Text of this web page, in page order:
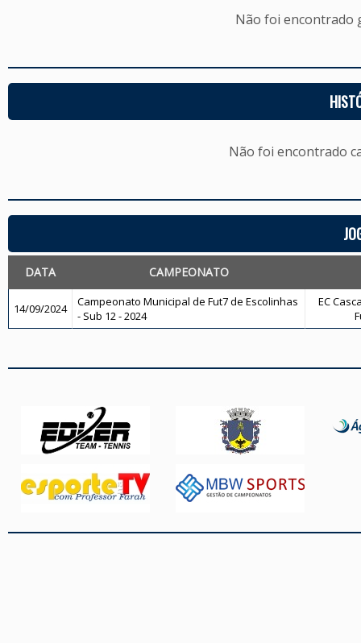
Não foi encontrado
Não foi encontrado
DATA CAMPEONATO
14/09/2024
Campeonato Municipal de Fut7 de Escolinhas
- Sub 12 - 2024
EC